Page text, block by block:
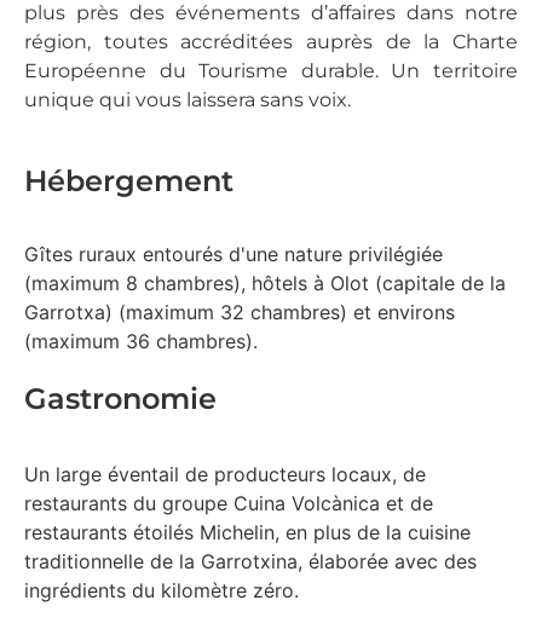
plus près des événements d’affaires dans notre
région, toutes accréditées auprès de la Charte
Européenne du Tourisme durable. Un territoire
unique qui vous laissera sans voix.
Hébergement
Gîtes ruraux entourés d'une nature privilégiée
(maximum 8 chambres), hôtels à Olot (capitale de la
Garrotxa) (maximum 32 chambres) et environs
(maximum 36 chambres).
Gastronomie
Un large éventail de producteurs locaux, de
restaurants du groupe Cuina Volcànica et de
restaurants étoilés Michelin, en plus de la cuisine
traditionnelle de la Garrotxina, élaborée avec des
ingrédients du kilomètre zéro.